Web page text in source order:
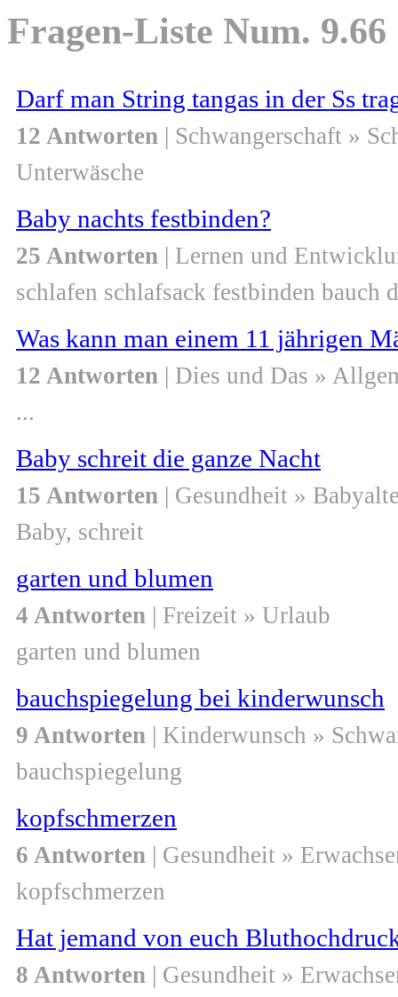
Fragen-Liste Num. 9.66
Darf man String tangas in der Ss
12 Antworten | Schwangerschaft »
Unterwäsche
Baby nachts festbinden?
25 Antworten | Lernen und
schlafen schlafsack festbinden bauch
Was kann man einem 11 jährigen
12 Antworten | Dies und Das »
...
Baby schreit die ganze Nacht
15 Antworten | Gesundheit »
Baby, schreit
garten und blumen
4 Antworten | Freizeit » Urlaub
garten und blumen
bauchspiegelung bei kinderwunsch
9 Antworten | Kinderwunsch »
bauchspiegelung
kopfschmerzen
6 Antworten | Gesundheit »
kopfschmerzen
Hat jemand von euch
8 Antworten | Gesundheit »